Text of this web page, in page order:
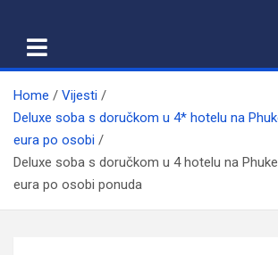
content
Home
Vijesti
Deluxe soba s doručkom u 4* hotelu na
eura po osobi
Deluxe soba s doručkom u 4 hotelu na
eura po osobi ponuda